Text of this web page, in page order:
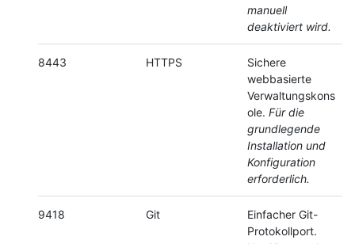
manuell
deaktiviert wird.
8443 HTTPS
Sichere
webbasierte
Verwaltungskons
ole. Für die
grundlegende
Installation und
Konfiguration
erforderlich.
9418 Git
Einfacher Git-
Protokollport.